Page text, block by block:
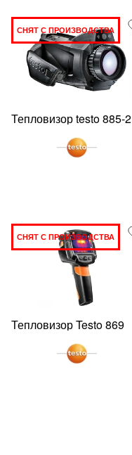
СНЯТ С ПРОИЗВОДСТВА
Тепловизор testo 885-2
СНЯТ С ПРОИЗВОДСТВА
Тепловизор Testo 869